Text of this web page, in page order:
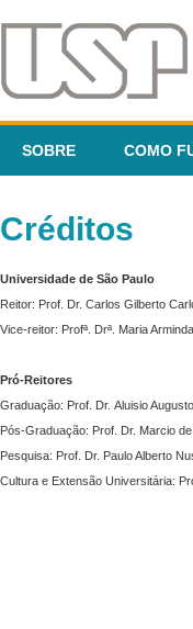
SOBRE COMO
Créditos
Universidade de São Paulo
Reitor: Prof. Dr. Carlos Gilberto
Vice-reitor: Profª. Drª. Maria
Pró-Reitores
Graduação: Prof. Dr. Aluisio
Pós-Graduação: Prof. Dr. Marcio
Pesquisa: Prof. Dr. Paulo Alberto
Cultura e Extensão Universitária: